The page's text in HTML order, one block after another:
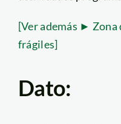
[Ver además ► Zona
frágiles]
Dato: